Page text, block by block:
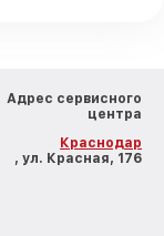
Адрес сервисного
центра
Краснодар
, ул. Красная, 176